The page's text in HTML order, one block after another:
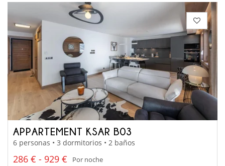
APPARTEMENT KSAR B03
6 personas • 3 dormitorios • 2 baños
286 € - 929 €
Por noche